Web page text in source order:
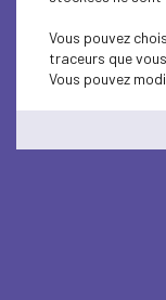
Vous pouvez
traceurs que
Vous pouvez